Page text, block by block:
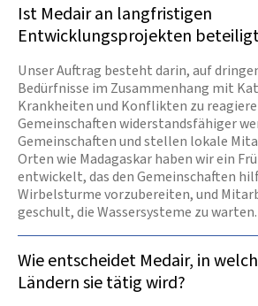
Ist Medair an langfristigen
Entwicklungsprojekten
Unser Auftrag besteht darin, auf
Bedürfnisse im Zusammenhang mit
Krankheiten und Konflikten zu
Gemeinschaften widerstandsfähiger
Gemeinschaften und stellen lokale
Orten wie Madagaskar haben wir ein
entwickelt, das den Gemeinschaften
Wirbelsturme vorzubereiten, und
geschult, die Wassersysteme zu warten.
Wie entscheidet Medair, in
Ländern sie tätig wird?